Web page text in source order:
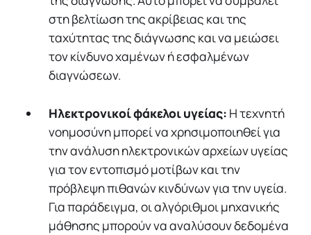
στη βελτίωση της ακρίβειας και της
ταχύτητας της διάγνωσης και να μειώσει
τον κίνδυνο χαμένων ή εσφαλμένων
διαγνώσεων.
Ηλεκτρονικοί φάκελοι υγείας: Η τεχνητή
νοημοσύνη μπορεί να χρησιμοποιηθεί για
την ανάλυση ηλεκτρονικών αρχείων υγείας
για τον εντοπισμό μοτίβων και την
πρόβλεψη πιθανών κινδύνων για την υγεία.
Για παράδειγμα, οι αλγόριθμοι μηχανικής
μάθησης μπορούν να αναλύσουν δεδομένα